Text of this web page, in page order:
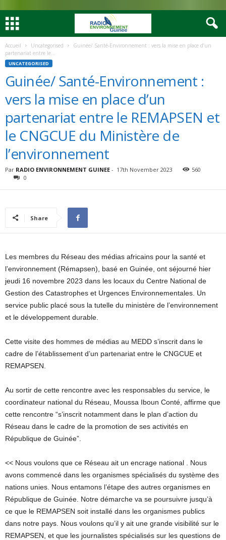
Accueil Uncategorised
Guinée/ Santé-Environnement : vers la mise en place d’un
partenariat entre le...
UNCATEGORISED
Guinée/ Santé-Environnement :
vers la mise en place d’un
partenariat entre le REMAPSEN et
le CNGCUE du Ministère de
l’environnement
Par RADIO ENVIRONNEMENT GUINEE - 17th November 2023
560
0
Share
Les membres du Réseau des médias africains pour la santé et
l’environnement (Rémapsen), basé en Guinée, ont séjourné hier
jeudi 16 novembre 2023 dans les locaux du Centre National de
Gestion des Catastrophes et Urgences Environnementales. Un
service public placé sous la tutelle du ministère de l’environnement
et le développement durable.
Cette visite des hommes de médias au MEDD s’inscrit dans le
cadre de l’établissement d’un partenariat entre le CNGCUE et
REMAPSEN.
Au sortir de cette rencontre avec les responsables du service, le
coordinateur national du Réseau, Moussa Iboun Conté, affirme que
cette rencontre “s’inscrit notamment dans le plan d’action du
Réseau dans le cadre de la promotion de ses activités en
République de Guinée”.
<< Nous voulons que ce Réseau ait un encrage national . Nous
avons commencé dans les organismes spécialisés du système des
nations unies. Nous entamons l’étape des autres organismes en
République de Guinée. Notre démarche va se poursuivre jusqu’à
ce que le REMAPSEN soit installé dans les organismes publics
dans notre pays. Nous voulons qu’il y ait une grande visibilité sur le
REMAPSEN, et que les journalistes spécialisés sur les questions de